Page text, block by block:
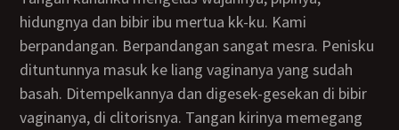
hidungnya dan bibir ibu mertua kk-ku. Kami
berpandangan. Berpandangan sangat mesra. Penisku
dituntunnya masuk ke liang vaginanya yang sudah
basah. Ditempelkannya dan digesek-gesekan di bibir
vaginanya, di clitorisnya. Tangan kirinya memegang